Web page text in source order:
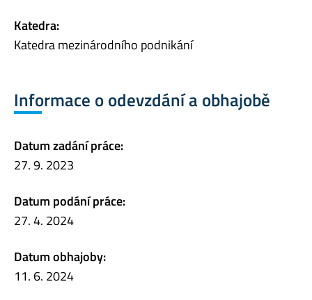
Katedra:
Katedra mezinárodního podnikání
Informace o odevzdání a obhajobě
Datum zadání práce:
27. 9. 2023
Datum podání práce:
27. 4. 2024
Datum obhajoby:
11. 6. 2024